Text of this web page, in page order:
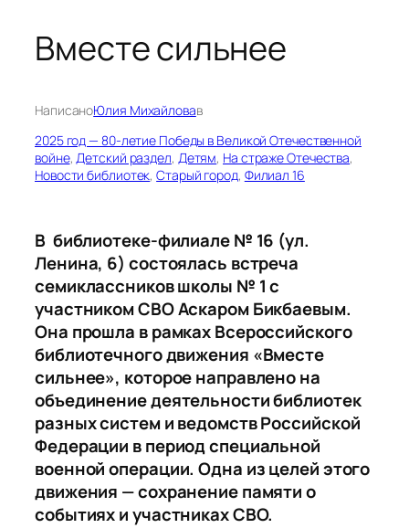
Вместе сильнее
НаписаноЮлия Михайловав
2025 год — 80-летие Победы в Великой Отечественной
войне, Детский раздел, Детям, На страже Отечества
Новости библиотек, Старый город, Филиал 16
В библиотеке-филиале № 16 (ул.
Ленина, 6) состоялась встреча
семиклассников школы № 1 с
участником СВО Аскаром Бикбаевым.
Она прошла в рамках Всероссийского
библиотечного движения «Вместе
сильнее», которое направлено на
объединение деятельности библиотек
разных систем и ведомств Российской
Федерации в период специальной
военной операции. Одна из целей этого
движения — сохранение памяти о
событиях и участниках СВО.